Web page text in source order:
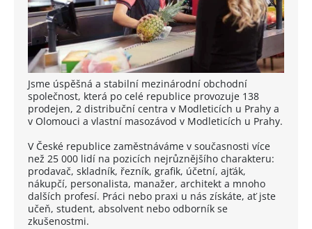
Jsme úspěšná a stabilní mezinárodní obchodní
společnost, která po celé republice provozuje 138
prodejen, 2 distribuční centra v Modleticích u Prahy a
v Olomouci a vlastní masozávod v Modleticích u Prahy.
V České republice zaměstnáváme v současnosti více
než 25 000 lidí na pozicích nejrůznějšího charakteru:
prodavač, skladník, řezník, grafik, účetní, ajťák,
nákupčí, personalista, manažer, architekt a mnoho
dalších profesí. Práci nebo praxi u nás získáte, ať jste
učeň, student, absolvent nebo odborník se
zkušenostmi.